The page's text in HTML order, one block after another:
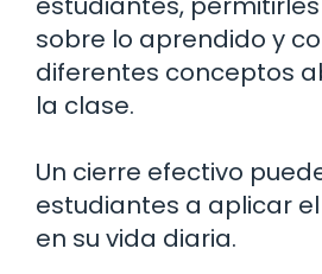
sobre lo aprendido y
diferentes conceptos
la clase.
Un cierre efectivo
estudiantes a aplicar
en su vida diaria.